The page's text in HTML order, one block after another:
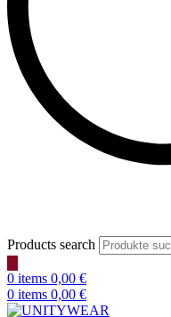
Products search
0 items 0,00 €
0 items 0,00 €